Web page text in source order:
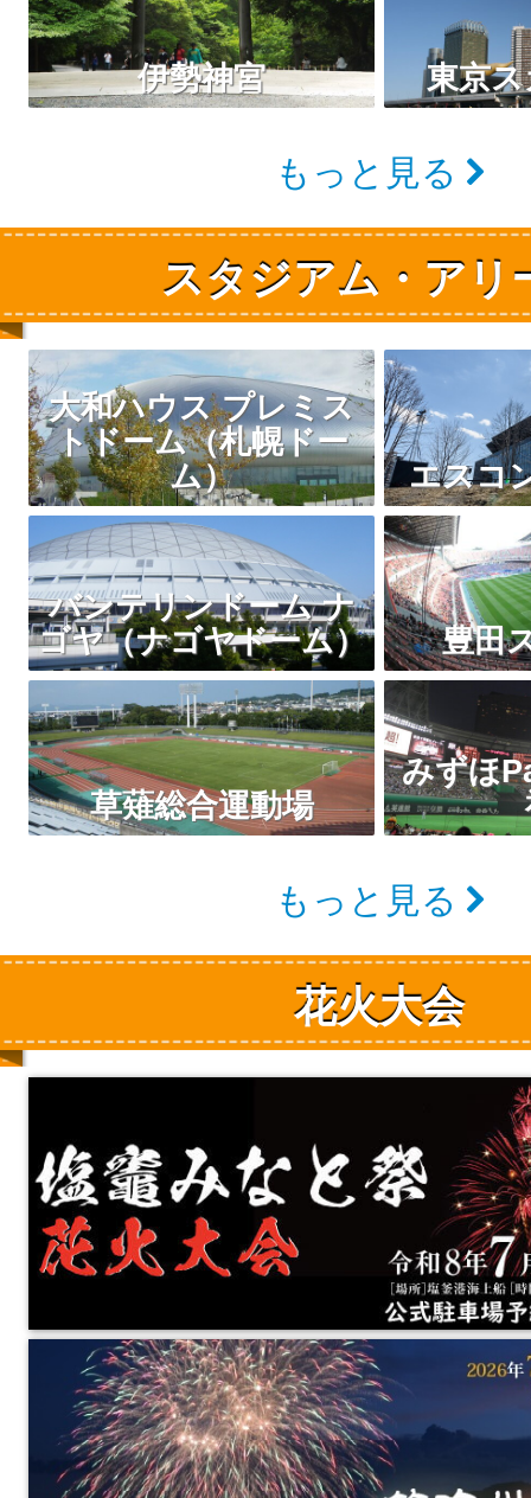
伊勢神宮 東京
もっと見る
スタジアム・アリ
大和ハウス プレミス
トドーム（札幌ドー
ム）
エスコ
バンテリンドーム ナ
ゴヤ（ナゴヤドーム）
豊田
草薙総合運動場
みずほ
もっと見る
花火大会